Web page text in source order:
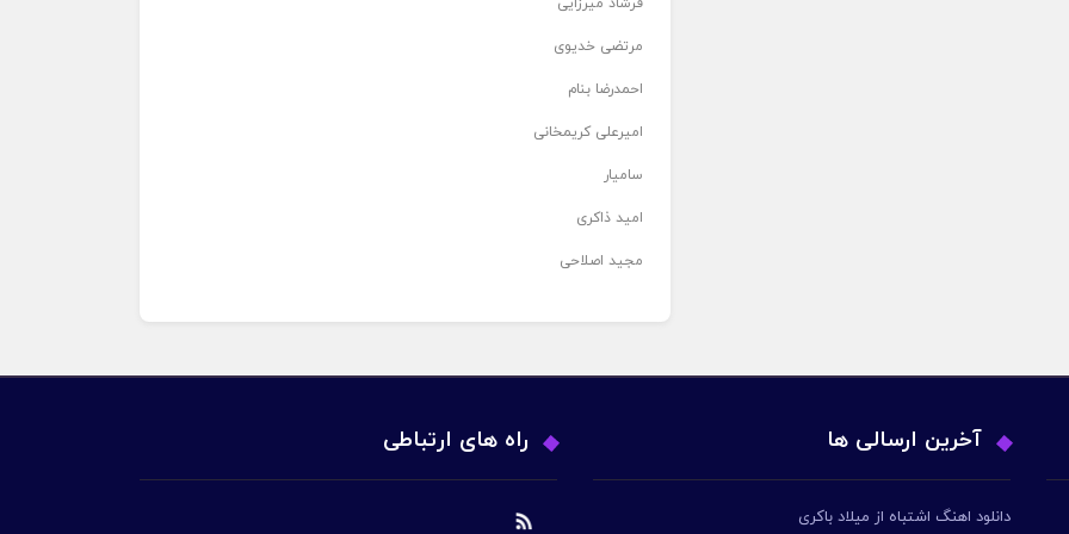
مرتضی خدیوی
احمدرضا بنام
امیرعلی کریمخانی
سامیار
امید ذاکری
مجید اصلاحی
آخرین ارسالی ها
دانلود اهنگ اشتباه از میلاد باکری
راه های ارتباطی